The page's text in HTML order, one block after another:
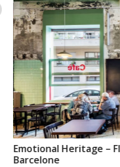
Emotional Heritage –
Barcelone